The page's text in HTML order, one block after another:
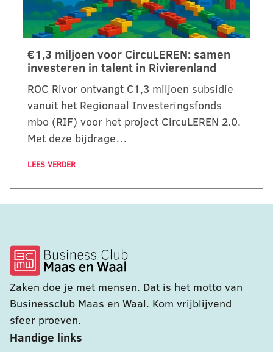
€1,3 miljoen voor CircuLEREN: samen
investeren in talent in Rivierenland
ROC Rivor ontvangt €1,3 miljoen subsidie
vanuit het Regionaal Investeringsfonds
mbo (RIF) voor het project CircuLEREN 2.0.
Met deze bijdrage…
LEES VERDER
Zaken doe je met mensen. Dat is het motto van
Businessclub Maas en Waal. Kom vrijblijvend
sfeer proeven.
Handige links